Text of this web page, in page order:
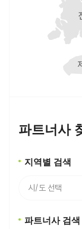
파트너사
지역별 검색
파트너사 검색